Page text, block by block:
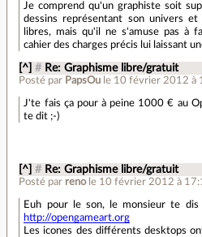
Je comprend qu'un graphiste soit
dessins représentant son univers
libres, mais qu'il ne s'amuse pas à
cahier des charges précis lui laissant
[^] # Re: Graphisme libre/gratuit
Posté par PapsOu le 10 février 2012 à
J'te fais ça pour à peine 1000 € au
te dit ;-)
[^] # Re: Graphisme libre/gratuit
Posté par reno le 10 février 2012 à
Euh pour le son, le monsieur te
http://opengameart.org
Les icones des différents desktops